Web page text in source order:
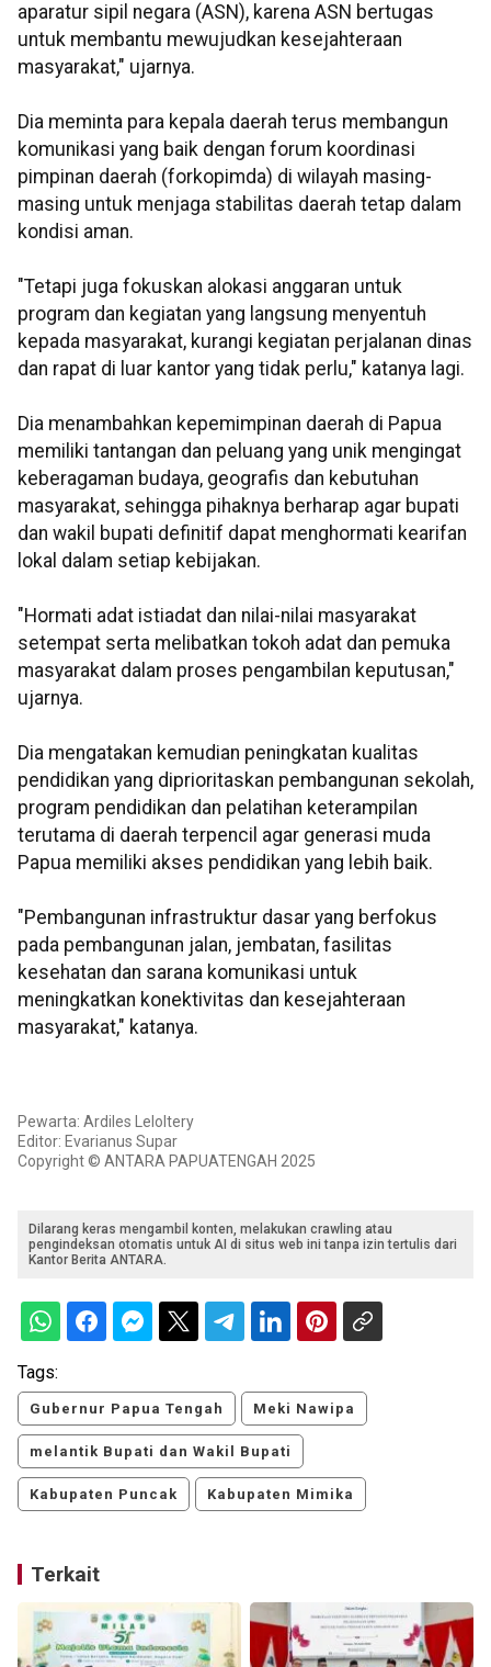
aparatur sipil negara (ASN), karena ASN bertugas
untuk membantu mewujudkan kesejahteraan
masyarakat," ujarnya.
Dia meminta para kepala daerah terus membangun
komunikasi yang baik dengan forum koordinasi
pimpinan daerah (forkopimda) di wilayah masing-
masing untuk menjaga stabilitas daerah tetap dalam
kondisi aman.
"Tetapi juga fokuskan alokasi anggaran untuk
program dan kegiatan yang langsung menyentuh
kepada masyarakat, kurangi kegiatan perjalanan dinas
dan rapat di luar kantor yang tidak perlu," katanya lagi.
Dia menambahkan kepemimpinan daerah di Papua
memiliki tantangan dan peluang yang unik mengingat
keberagaman budaya, geografis dan kebutuhan
masyarakat, sehingga pihaknya berharap agar bupati
dan wakil bupati definitif dapat menghormati kearifan
lokal dalam setiap kebijakan.
"Hormati adat istiadat dan nilai-nilai masyarakat
setempat serta melibatkan tokoh adat dan pemuka
masyarakat dalam proses pengambilan keputusan,"
ujarnya.
Dia mengatakan kemudian peningkatan kualitas
pendidikan yang diprioritaskan pembangunan sekolah,
program pendidikan dan pelatihan keterampilan
terutama di daerah terpencil agar generasi muda
Papua memiliki akses pendidikan yang lebih baik.
"Pembangunan infrastruktur dasar yang berfokus
pada pembangunan jalan, jembatan, fasilitas
kesehatan dan sarana komunikasi untuk
meningkatkan konektivitas dan kesejahteraan
masyarakat," katanya.
Pewarta: Ardiles Leloltery
Editor: Evarianus Supar
Copyright © ANTARA PAPUATENGAH 2025
Dilarang keras mengambil konten, melakukan crawling atau
pengindeksan otomatis untuk AI di situs web ini tanpa izin tertulis dari
Kantor Berita ANTARA.
Tags:
Gubernur Papua Tengah Meki Nawipa
melantik Bupati dan Wakil Bupati
Kabupaten Puncak Kabupaten Mimika
Terkait